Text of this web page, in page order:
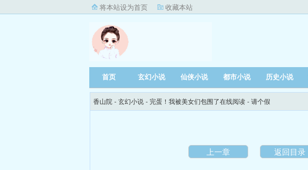
将本站设为首页 收藏本站
首页 玄幻小说 仙侠小说 都市小说 历史小说
香山院 - 玄幻小说 - 完蛋！我被美女们包围了在线阅读 - 请个假
上一章 返回目录